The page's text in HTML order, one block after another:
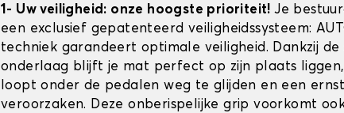
1- Uw veiligheid: onze hoogste prioriteit!Je
een exclusief gepatenteerd veiligheidssysteem:
techniek garandeert optimale veiligheid. Dankzij
onderlaag blijft je mat perfect op zijn plaats
loopt onder de pedalen weg te glijden en een
veroorzaken. Deze onberispelijke grip voorkomt